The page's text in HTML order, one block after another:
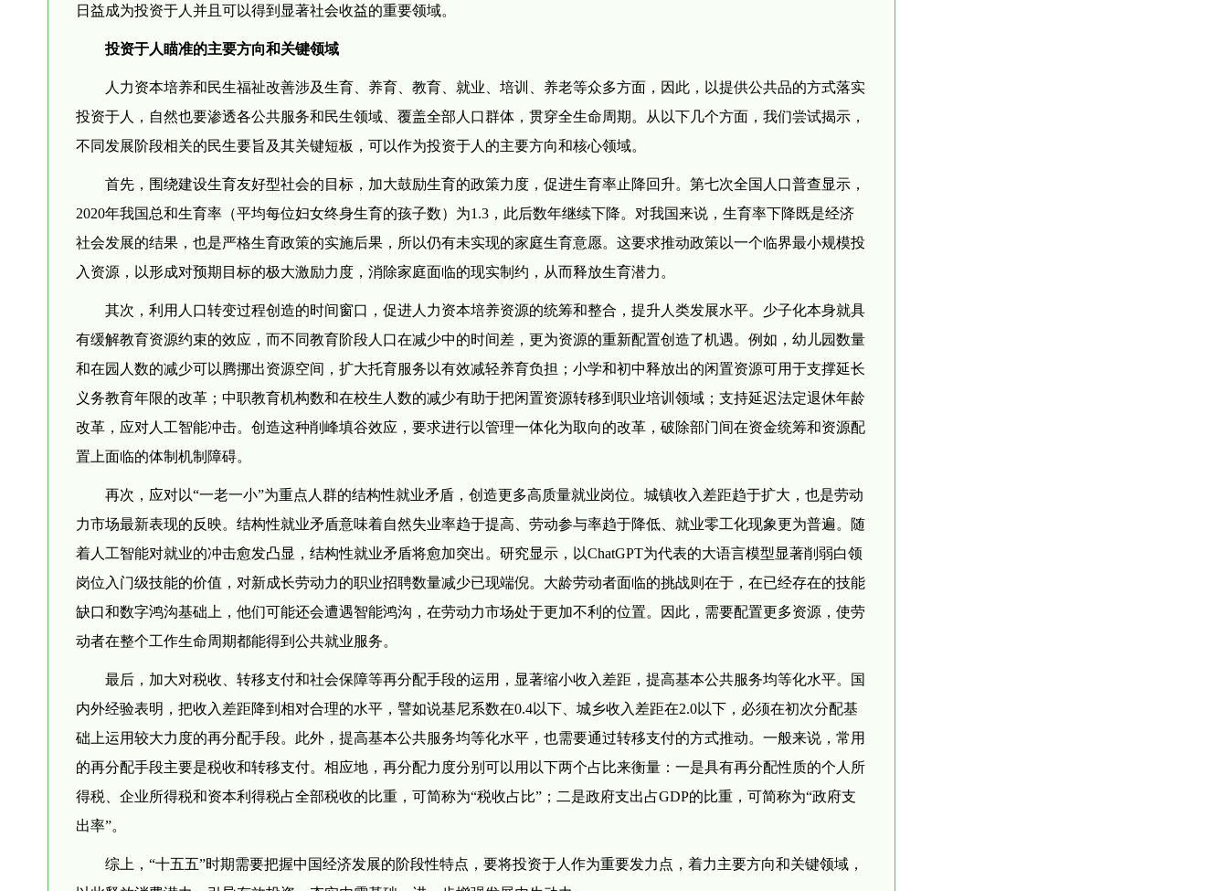
日益成为投资于人并且可以得到显著社会收益的重要领域。
投资于人瞄准的主要方向和关键领域
人力资本培养和民生福祉改善涉及生育、养育、教育、就业、培训、养老等众多方面，因此，以提供公共品的方式落实
投资于人，自然也要渗透各公共服务和民生领域、覆盖全部人口群体，贯穿全生命周期。从以下几个方面，我们尝试揭示，
不同发展阶段相关的民生要旨及其关键短板，可以作为投资于人的主要方向和核心领域。
首先，围绕建设生育友好型社会的目标，加大鼓励生育的政策力度，促进生育率止降回升。第七次全国人口普查显示，
2020年我国总和生育率（平均每位妇女终身生育的孩子数）为1.3，此后数年继续下降。对我国来说，生育率下降既是经济
社会发展的结果，也是严格生育政策的实施后果，所以仍有未实现的家庭生育意愿。这要求推动政策以一个临界最小规模投
入资源，以形成对预期目标的极大激励力度，消除家庭面临的现实制约，从而释放生育潜力。
其次，利用人口转变过程创造的时间窗口，促进人力资本培养资源的统筹和整合，提升人类发展水平。少子化本身就具
有缓解教育资源约束的效应，而不同教育阶段人口在减少中的时间差，更为资源的重新配置创造了机遇。例如，幼儿园数量
和在园人数的减少可以腾挪出资源空间，扩大托育服务以有效减轻养育负担；小学和初中释放出的闲置资源可用于支撑延长
义务教育年限的改革；中职教育机构数和在校生人数的减少有助于把闲置资源转移到职业培训领域；支持延迟法定退休年龄
改革，应对人工智能冲击。创造这种削峰填谷效应，要求进行以管理一体化为取向的改革，破除部门间在资金统筹和资源配
置上面临的体制机制障碍。
再次，应对以“一老一小”为重点人群的结构性就业矛盾，创造更多高质量就业岗位。城镇收入差距趋于扩大，也是劳动
力市场最新表现的反映。结构性就业矛盾意味着自然失业率趋于提高、劳动参与率趋于降低、就业零工化现象更为普遍。随
着人工智能对就业的冲击愈发凸显，结构性就业矛盾将愈加突出。研究显示，以ChatGPT为代表的大语言模型显著削弱白领
岗位入门级技能的价值，对新成长劳动力的职业招聘数量减少已现端倪。大龄劳动者面临的挑战则在于，在已经存在的技能
缺口和数字鸿沟基础上，他们可能还会遭遇智能鸿沟，在劳动力市场处于更加不利的位置。因此，需要配置更多资源，使劳
动者在整个工作生命周期都能得到公共就业服务。
最后，加大对税收、转移支付和社会保障等再分配手段的运用，显著缩小收入差距，提高基本公共服务均等化水平。国
内外经验表明，把收入差距降到相对合理的水平，譬如说基尼系数在0.4以下、城乡收入差距在2.0以下，必须在初次分配基
础上运用较大力度的再分配手段。此外，提高基本公共服务均等化水平，也需要通过转移支付的方式推动。一般来说，常用
的再分配手段主要是税收和转移支付。相应地，再分配力度分别可以用以下两个占比来衡量：一是具有再分配性质的个人所
得税、企业所得税和资本利得税占全部税收的比重，可简称为“税收占比”；二是政府支出占GDP的比重，可简称为“政府支
出率”。
综上，“十五五”时期需要把握中国经济发展的阶段性特点，要将投资于人作为重要发力点，着力主要方向和关键领域，